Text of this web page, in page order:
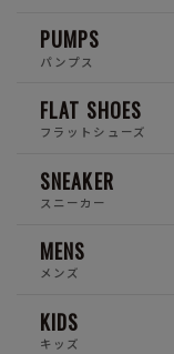
PUMPS
パンプス
FLAT SHOES
フラットシューズ
SNEAKER
スニーカー
MENS
メンズ
KIDS
キッズ